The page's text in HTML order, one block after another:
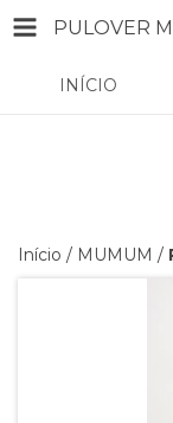
INÍCIO
Início / MUMUM /